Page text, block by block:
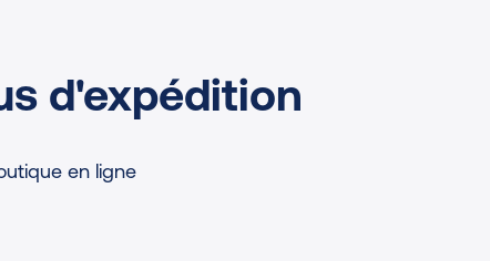
d'expédition
en ligne